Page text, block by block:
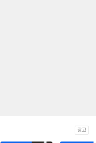
광고